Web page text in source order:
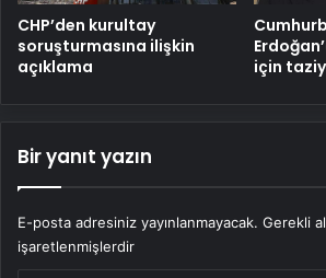
CHP’den kurultay
soruşturmasına ilişkin
açıklama
için
Bir yanıt yazın
E-posta adresiniz yayınlanmayacak. Gerekli
işaretlenmişlerdir